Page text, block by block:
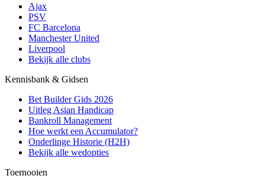
Ajax
PSV
FC Barcelona
Manchester United
Liverpool
Bekijk alle clubs
Kennisbank & Gidsen
Bet Builder Gids 2026
Uitleg Asian Handicap
Bankroll Management
Hoe werkt een Accumulator?
Onderlinge Historie (H2H)
Bekijk alle wedopties
Toernooien